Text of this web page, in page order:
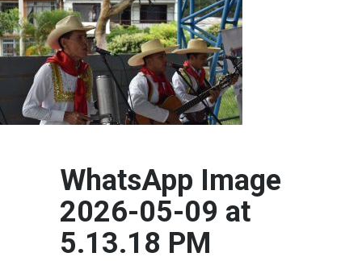
WhatsApp Image
2026-05-09 at
5.13.18 PM